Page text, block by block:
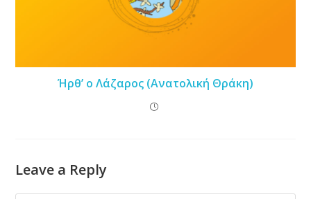
Ήρθ’ ο Λάζαρος (Ανατολική Θράκη)
Leave a Reply